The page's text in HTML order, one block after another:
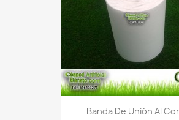
Banda De Unión Al